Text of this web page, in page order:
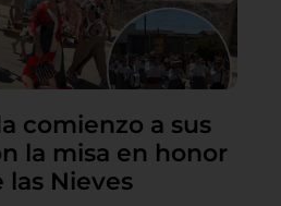
comienzo a sus
la misa en honor
las Nieves